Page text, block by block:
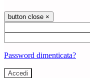
button close ×
Password dimenticata?